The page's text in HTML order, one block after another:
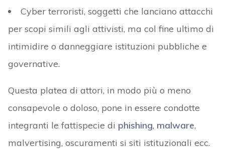
Cyber terroristi, soggetti che lanciano attacchi
per scopi simili agli attivisti, ma col fine ultimo di
intimidire o danneggiare istituzioni pubbliche e
governative.
Questa platea di attori, in modo più o meno
consapevole o doloso, pone in essere condotte
integranti le fattispecie di phishing, malware,
malvertising, oscuramenti si siti istituzionali ecc.